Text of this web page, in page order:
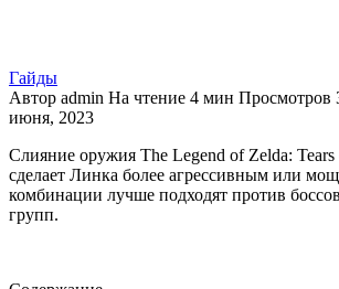
Гайды
Автор admin На чтение 4 мин Просмотров
июня, 2023
Слияние оружия The Legend of Zelda:
сделает Линка более агрессивным или
комбинации лучше подходят против
групп.